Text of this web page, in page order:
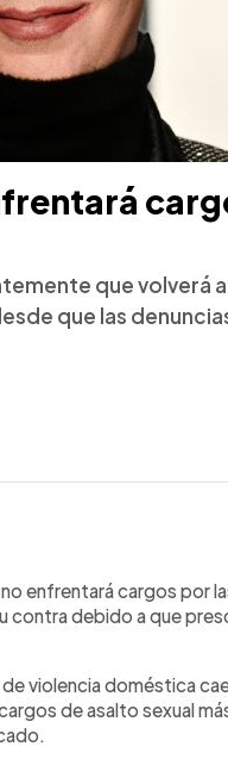
que volverá
que las
enfrentará cargos por
contra debido a que
violencia doméstica
de asalto sexual